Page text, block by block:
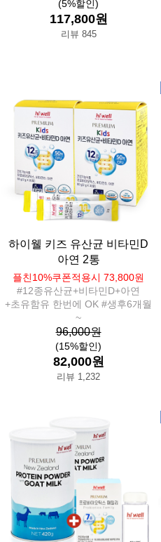
(5%할인)
117,800원
리뷰 845
하이웰 키즈 유산균 비타민D
아연 2통
플친10%쿠폰적용시 73,800원
#12종유산균+비타민D+아연
+초유함유 한번에 OK #생후6개월
~
96,000원
(15%할인)
82,000원
리뷰 1,232